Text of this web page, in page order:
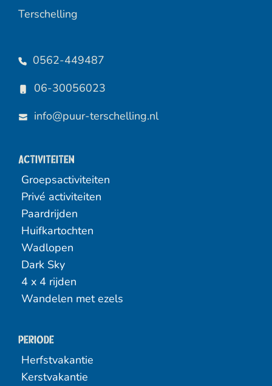
Terschelling
0562-449487
06-30056023
info@puur-terschelling.nl
Activiteiten
Groepsactiviteiten
Privé activiteiten
Paardrijden
Huifkartochten
Wadlopen
Dark Sky
4 x 4 rijden
Wandelen met ezels
Periode
Herfstvakantie
Kerstvakantie